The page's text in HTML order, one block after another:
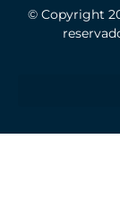
© Copyright